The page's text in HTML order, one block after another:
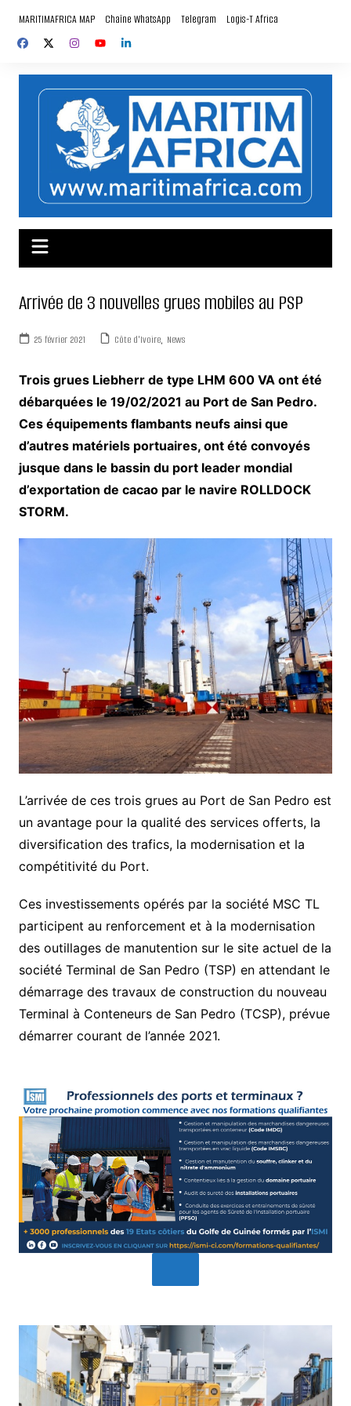
contenu
MARITIMAFRICA MAP Chaîne WhatsApp Telegram Logis-T Africa
Arrivée de 3 nouvelles grues mobiles au PSP
25 février 2021 Côte d'Ivoire, News
Trois grues Liebherr de type LHM 600 VA ont été
débarquées le 19/02/2021 au Port de San Pedro.
Ces équipements flambants neufs ainsi que
d’autres matériels portuaires, ont été convoyés
jusque dans le bassin du port leader mondial
d’exportation de cacao par le navire ROLLDOCK
STORM.
L’arrivée de ces trois grues au Port de San Pedro est
un avantage pour la qualité des services offerts, la
diversification des trafics, la modernisation et la
compétitivité du Port.
Ces investissements opérés par la société MSC TL
participent au renforcement et à la modernisation
des outillages de manutention sur le site actuel de la
société Terminal de San Pedro (TSP) en attendant le
démarrage des travaux de construction du nouveau
Terminal à Conteneurs de San Pedro (TCSP), prévue
démarrer courant de l’année 2021.